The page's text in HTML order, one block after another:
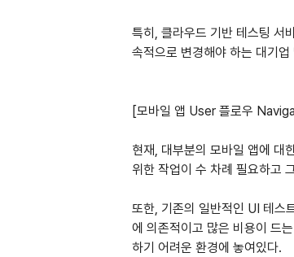
특히, 클라우드 기반 테스팅 서
속적으로 변경해야 하는 대기
[모바일 앱 User 플로우
현재, 대부분의 모바일 앱에
위한 작업이 수 차례 필요하고
또한, 기존의 일반적인 UI 테스
에 의존적이고 많은 비용이 드
하기 어려운 환경에 놓여있다.